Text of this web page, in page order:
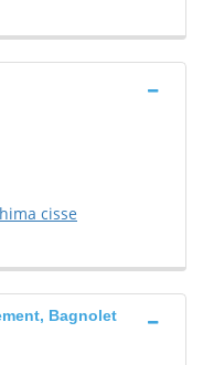
cisse
Bagnolet